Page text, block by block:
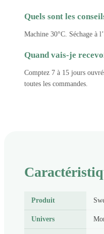
Quels sont les
Machine 30°C. Séchage à
Quand vais-je
Comptez 7 à 15 jours
toutes les commandes.
Produit
Univers